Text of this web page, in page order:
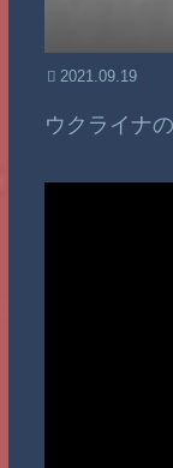
2021.09.19
ウクライナ